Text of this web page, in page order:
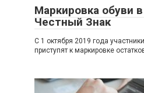
Маркировка обуви
Честный Знак
С 1 октября 2019 года
приступят к маркировке